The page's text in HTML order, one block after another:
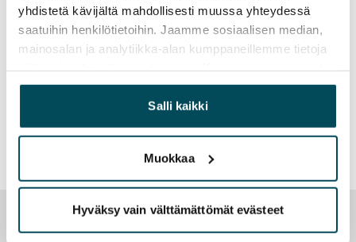
yhdistetä kävijältä mahdollisesti muussa yhteydessä
saatuihin henkilötietoihin. Jaamme sosiaalisen median,
mainosalan ja analytiikka-alan kumppaneillemme tietoja
yhdistää näitä tietoja muihin tietoihin, joita olet antanut
heille tai joita on kerätty, kun olet käyttänyt heidän
palvelujaan.
Salli kaikki
Muokkaa
Hyväksy vain välttämättömät evästeet